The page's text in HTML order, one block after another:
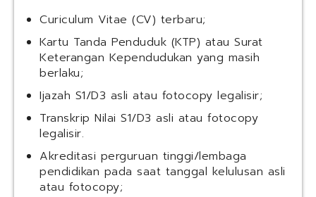
Curiculum Vitae (CV) terbaru;
Kartu Tanda Penduduk (KTP) atau Surat
Keterangan Kependudukan yang masih
berlaku;
Ijazah S1/D3 asli atau fotocopy legalisir;
Transkrip Nilai S1/D3 asli atau fotocopy
legalisir.
Akreditasi perguruan tinggi/lembaga
pendidikan pada saat tanggal kelulusan asli
atau fotocopy;